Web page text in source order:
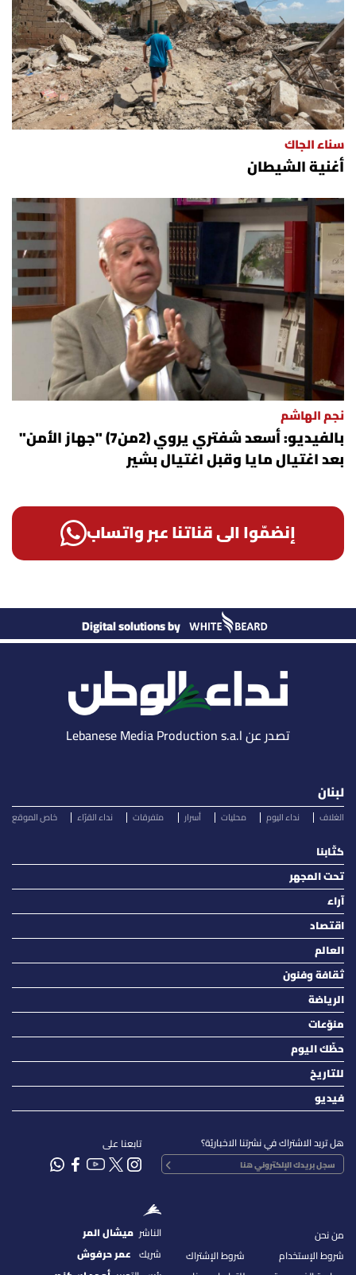
سناء الجاك
أغنية الشيطان
نجم الهاشم
بالفيديو: أسعد شفتري يروي (2من7) "جهاز الأمن"
بعد اغتيال مايا وقبل اغتيال بشير
إنضمّوا الى قناتنا عبر واتساب
Digital solutions by
تصدر عن Lebanese Media Production s.a.l
لبنان
الغلاف نداء اليوم محليات أسرار متفرقات نداء القرّاء خاص الموقع
كتّابنا
تحت المجهر
آراء
اقتصاد
العالم
ثقافة وفنون
الرياضة
منوّعات
حظّك اليوم
للتاريخ
فيديو
هل تريد الاشتراك في نشرتنا الاخباريّة؟ تابعنا على
من نحن
شروط الإستخدام
شروط الإشتراك
الناشر ميشال المر
شريك عمر حرفوش